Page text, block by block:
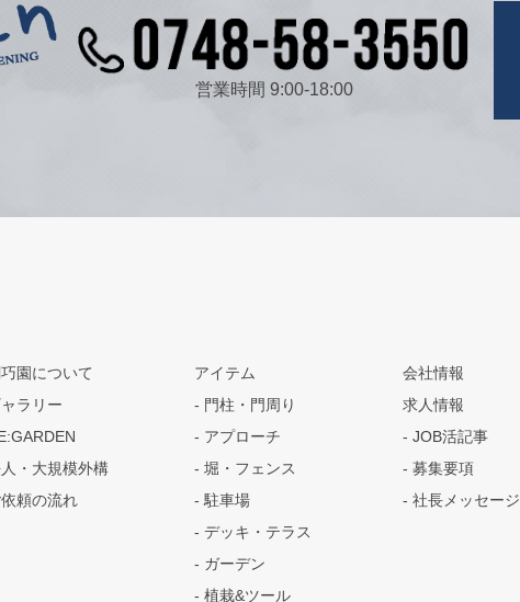
営業時間 9:00-18:00
園について
ラリー
・大規模外構
依頼の流れ
アイテム
門柱・門周り
アプローチ
堀・フェンス
駐車場
デッキ・テラス
ガーデン
植栽&ツール
会社情報
求人情報
JOB活記事
募集要項
社長メッセージ